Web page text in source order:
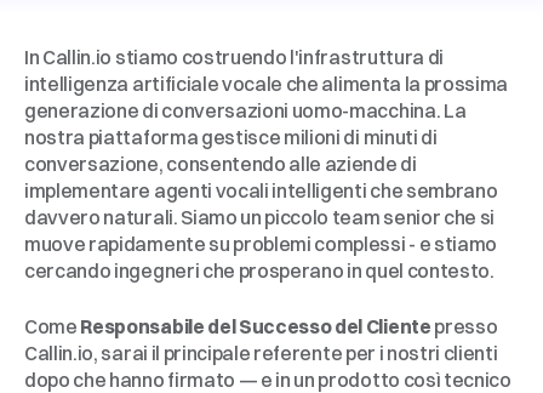
In Callin.io stiamo costruendo l'infrastruttura di
intelligenza artificiale vocale che alimenta la prossima
generazione di conversazioni uomo-macchina. La
nostra piattaforma gestisce milioni di minuti di
conversazione, consentendo alle aziende di
implementare agenti vocali intelligenti che sembrano
davvero naturali. Siamo un piccolo team senior che si
muove rapidamente su problemi complessi - e stiamo
cercando ingegneri che prosperano in quel contesto.
Come Responsabile del Successo del Cliente presso
Callin.io, sarai il principale referente per i nostri clienti
dopo che hanno firmato — e in un prodotto così tecnico